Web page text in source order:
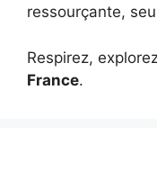
ressourçante,
Respirez,
France.